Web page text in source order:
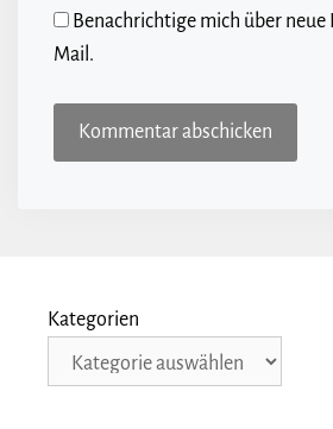
Benachrichtige mich über neue
Mail.
Kategorien